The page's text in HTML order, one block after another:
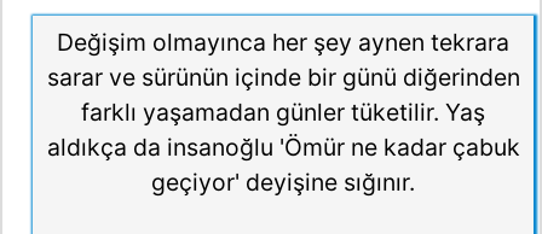
Değişim olmayınca her şey aynen tekrara
sarar ve sürünün içinde bir günü diğerinden
farklı yaşamadan günler tüketilir. Yaş
aldıkça da insanoğlu 'Ömür ne kadar çabuk
geçiyor' deyişine sığınır.